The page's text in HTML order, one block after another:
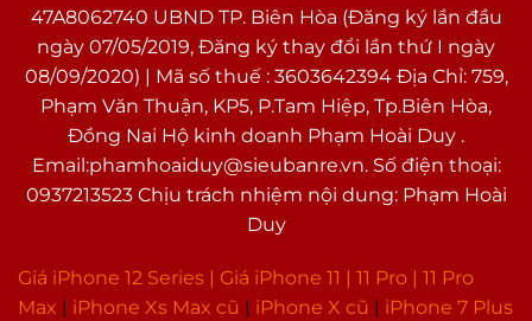
47A8062740 UBND TP. Biên Hòa (Đăng ký lần đầu
ngày 07/05/2019, Đăng ký thay đổi lần thứ I ngày
08/09/2020) | Mã số thuế : 3603642394 Địa Chỉ: 759,
Phạm Văn Thuận, KP5, P.Tam Hiệp, Tp.Biên Hòa,
Đồng Nai Hộ kinh doanh Phạm Hoài Duy .
Email:phamhoaiduy@sieubanre.vn. Số điện thoại:
0937213523 Chịu trách nhiệm nội dung: Phạm Hoài
Duy
Giá iPhone 12 Series | Giá iPhone 11 11 Pro
11 Pro
Max
iPhone Xs Max cũ iPhone X cũ
iPhone 7 Plus